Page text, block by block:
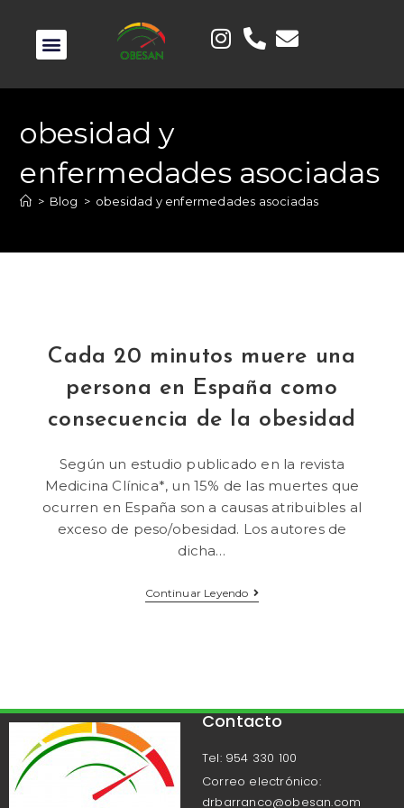
obesidad y
enfermedades asociadas
> Blog > obesidad y enfermedades asociadas
Cada 20 minutos muere una
persona en España como
consecuencia de la obesidad
Según un estudio publicado en la revista
Medicina Clínica*, un 15% de las muertes que
ocurren en España son a causas atribuibles al
exceso de peso/obesidad. Los autores de
dicha…
Continuar Leyendo
Contacto
Tel: 954 330 100
Correo electrónico:
drbarranco@obesan.com